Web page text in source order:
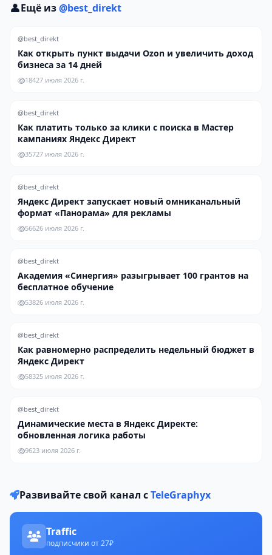
👤Ещё из@best_direkt
@best_direkt
Как открыть пункт выдачи Ozon и увеличить доход
бизнеса за 14 дней
18427 июля 2026 г.
@best_direkt
Как платить только за клики с поиска в Мастер
кампаниях Яндекс Директ
35727 июля 2026 г.
@best_direkt
Яндекс Директ запускает новый омниканальный
формат «Панорама» для рекламы
56626 июля 2026 г.
@best_direkt
Академия «Синергия» разыгрывает 100 грантов на
бесплатное обучение
53826 июля 2026 г.
@best_direkt
Как равномерно распределить недельный бюджет в
Яндекс Директ
58325 июля 2026 г.
@best_direkt
Динамические места в Яндекс Директе:
обновленная логика работы
9623 июля 2026 г.
Развивайте свой канал сTeleGraphyx
Traffic
подписчики от 27₽